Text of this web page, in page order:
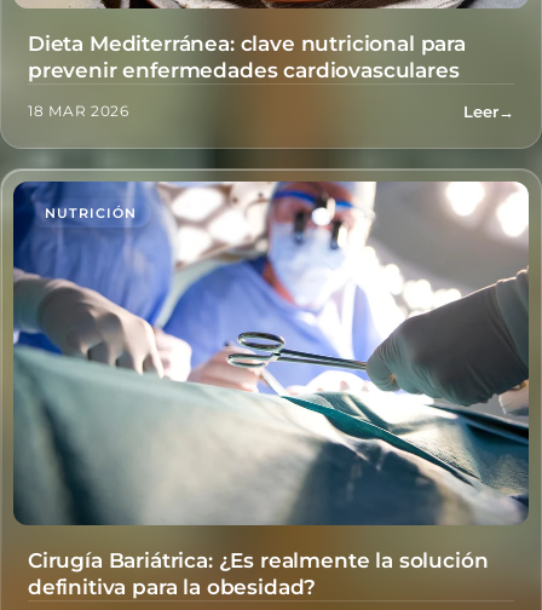
Dieta Mediterránea: clave nutricional para
prevenir enfermedades cardiovasculares
18 MAR 2026 Leer→
NUTRICIÓN
Cirugía Bariátrica: ¿Es realmente la solución
definitiva para la obesidad?